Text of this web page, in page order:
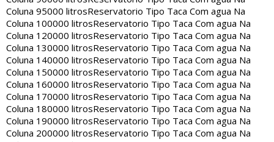
Coluna 95000 litrosReservatorio Tipo Taca Com agua Na
Coluna 100000 litrosReservatorio Tipo Taca Com agua Na
Coluna 120000 litrosReservatorio Tipo Taca Com agua Na
Coluna 130000 litrosReservatorio Tipo Taca Com agua Na
Coluna 140000 litrosReservatorio Tipo Taca Com agua Na
Coluna 150000 litrosReservatorio Tipo Taca Com agua Na
Coluna 160000 litrosReservatorio Tipo Taca Com agua Na
Coluna 170000 litrosReservatorio Tipo Taca Com agua Na
Coluna 180000 litrosReservatorio Tipo Taca Com agua Na
Coluna 190000 litrosReservatorio Tipo Taca Com agua Na
Coluna 200000 litrosReservatorio Tipo Taca Com agua Na